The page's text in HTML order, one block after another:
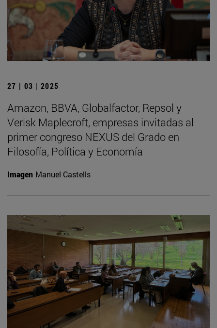
27 | 03 | 2025
Amazon, BBVA, Globalfactor, Repsol y
Verisk Maplecroft, empresas invitadas al
primer congreso NEXUS del Grado en
Filosofía, Política y Economía
Imagen Manuel Castells